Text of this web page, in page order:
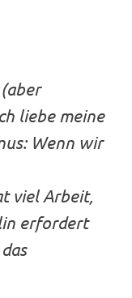
liebe meine
Wenn wir
viel Arbeit,
erfordert